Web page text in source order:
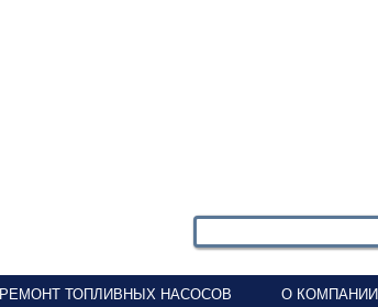
РЕМОНТ ТОПЛИВНЫХ НАСОСОВ О КОМПАНИИ